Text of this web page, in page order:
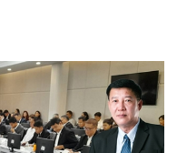
กรรมาธิการ
กิจการ
ทหาร
ด้าน